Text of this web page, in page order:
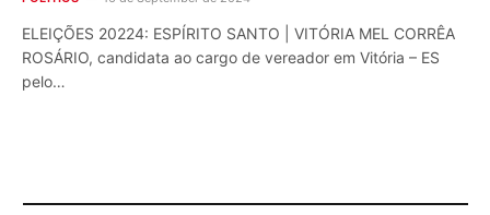
ELEIÇÕES 20224: ESPÍRITO SANTO | VITÓRIA MEL CORRÊA
ROSÁRIO, candidata ao cargo de vereador em Vitória – ES
pelo…